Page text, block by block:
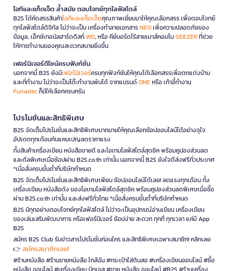
ไอทีและแก็ดเจ็ต ล้ำสมัย ตอบโจทย์ทุกไลฟ์สไตล์
B2S ได้คัดสรรสินค้าไอทีและแก็ดเจ็ตคุณภาพเยี่ยมมาให้คุณเลือกสรร เพื่อตอบโจทย์
ทุกไลฟ์สไตล์ดิจิทัล ไม่ว่าจะเป็น เครื่องทำลายเอกสารNEOเพื่อความปลอดภัยของ
ข้อมูล, เอ็กซ์เทอนัลฮาร์ดดิสก์WD, หรือ คีย์บอร์ดไร้สายเมาส์คอมโบGEEZERที่ช่วย
ให้การทำงานของคุณสะดวกสบายยิ่งขึ้น
เฟอร์นิเจอร์ดีไซน์ครบฟังก์ชั่น
นอกจากนี้ B2S ยังมีเฟอร์นิเจอร์ครบทุกฟังก์ชันให้คุณได้เลือกสรรเพื่อตกแต่งบ้าน
และที่ทำงาน ไม่ว่าจะเป็นโต๊ะทำงานพับได้ จากแบรนด์ONEหรือ เก้าอี้ทำงาน
Furradecก็มีให้เลือกครบครัน
โปรโมชั่นและสิทธิพิเศษ
B2S จัดเต็มโปรโมชั่นและสิทธิพิเศษมากมายให้คุณเลือกช้อปออนไลน์ได้อย่างจุใจ
อัปเดตทุกเดือนกับแคมเปญลดราคาแรง
ทั้งสินค้าเครื่องเขียน หนังสือขายดี และไอเทมไลฟ์สไตล์สุดชิค พร้อมคูปองส่วนลด
และดีลพิเศษเมื่อช้อปผ่าน B2S.co.th เท่านั้น นอกจากนี้ B2S ยังใจดีส่งฟรีทั่วประเทศ
*เมื่อสั่งครบขั้นต่ำที่บริษัทกำหนด
B2S จัดเต็มโปรโมชั่นและสิทธิพิเศษเพียบ ช้อปออนไลน์ได้เลย! ลดแรงทุกเดือน ทั้ง
เครื่องเขียน หนังสือดัง ของไอเทมไลฟ์สไตล์สุดชิค พร้อมคูปองส่วนลดพิเศษเมื่อซื้อ
ผ่าน B2S.co.th เท่านั้น และส่งฟรีทั่วไทย *เมื่อสั่งครบขั้นต่ำที่บริษัทกำหนด
B2S มีทุกอย่างตอบโจทย์ทุกไลฟ์สไตล์ ไม่ว่าจะเป็นอุปกรณ์อ่านเขียน เครื่องเขียน
ของเล่นเสริมพัฒนาการ หรือเฟอร์นิเจอร์ ช้อปง่าย สะดวก ทุกที่ ทุกเวลา แค่มี App
B2S
สมัคร B2S Club รับข่าวสารโปรโมชั่นก่อนใคร และสิทธิพิเศษเฉพาะสมาชิก! คลิกเลย
👉 สมัครสมาชิกเลย!
#ร้านหนังสือ #ร้านขายหนังสือ ใกล้ฉัน #กระเป๋าใส่ดินสอ #เครื่องเขียนออนไลน์ #ซื้อ